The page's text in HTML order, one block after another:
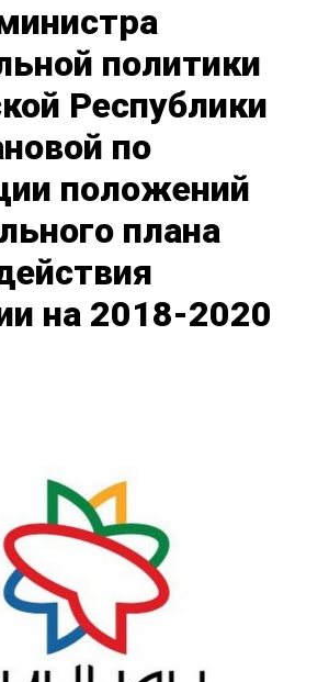
политики
Республики
по
положений
плана
на 2018-2020